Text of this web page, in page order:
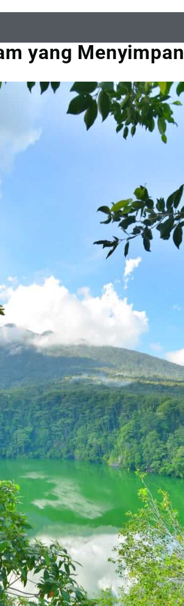
yang Menyimpan